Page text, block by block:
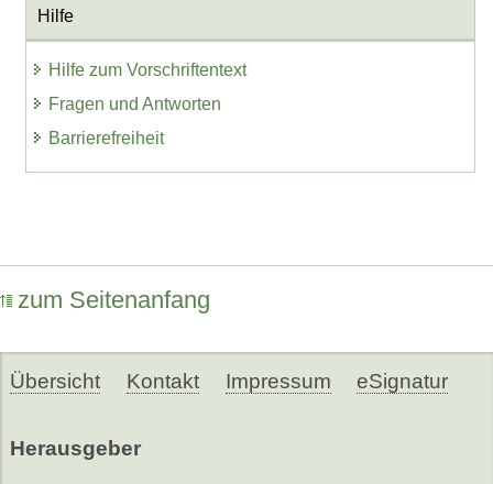
Hilfe
Hilfe zum Vorschriftentext
Fragen und Antworten
Barrierefreiheit
zum Seitenanfang
Übersicht Kontakt Impressum eSignatur
Herausgeber